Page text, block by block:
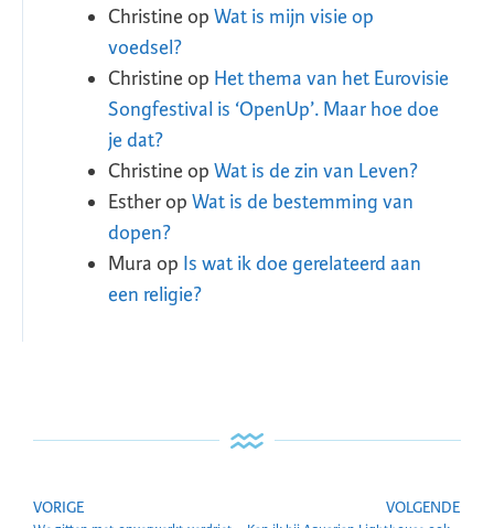
Christine op Wat is mijn visie op
voedsel?
Christine op Het thema van het Eurovisie
Songfestival is ‘OpenUp’. Maar hoe doe
je dat?
Christine op Wat is de zin van Leven?
Estherop Wat is de bestemming van
dopen?
Mura op Is wat ik doe gerelateerd aan
een religie?
VORIGE VOLGENDE